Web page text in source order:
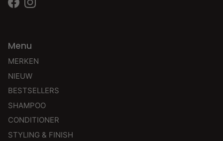
FacebookInstagram
Menu
MERKEN
NIEUW
BESTSELLERS
SHAMPOO
CONDITIONER
STYLING & FINISH